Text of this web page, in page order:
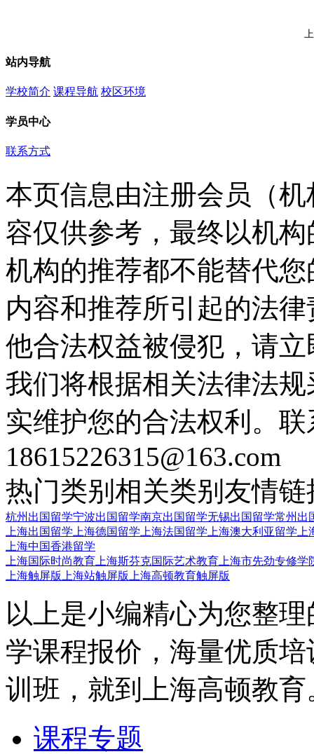
站内导航
学校简介 课程导航 校区环境
学员中心
联系方式
本页信息由注册会员（
容仅供参考，最终以机
机构的推荐都不能替代
内容和推荐所引起的法
他合法权益被侵犯，请
我们将根据相关法律法
实维护您的合法权利。
18615226315@163.com
热门类别 相关类别 友情链
杭州出国留学宁波出国留学南京出国留学无锡出国留学常州出
上海出国留学 上海德国留学 上海法国留学 上海澳大利亚留学
上海中国香港留学
上海国际时尚教育 上海斯芬克国际艺术教育 上海市先劲专修学
上海触屏版 上海站触屏版 上海高顿教育触屏版
以上是小编精心为您整
学课程报价，海量优质
训班，就到上海高顿教育
课程专题